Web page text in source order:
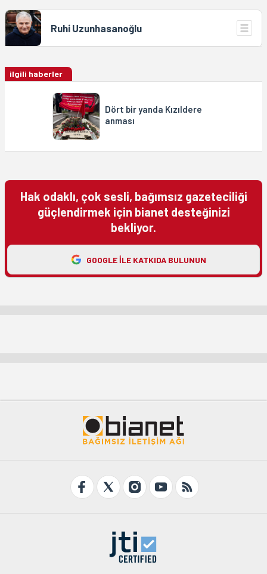
Ruhi Uzunhasanoğlu
ilgili haberler
Dört bir yanda Kızıldere
anması
Hak odaklı, çok sesli, bağımsız gazeteciliği
güçlendirmek için bianet desteğinizi
bekliyor.
GOOGLE ILE KATKIDA BULUNUN